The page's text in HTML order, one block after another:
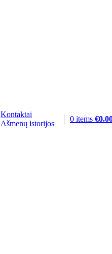
Kontaktai
Ašmenų istorijos
0 items €